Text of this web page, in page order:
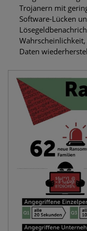
Trojanern mit
Software-Lücken
Daten